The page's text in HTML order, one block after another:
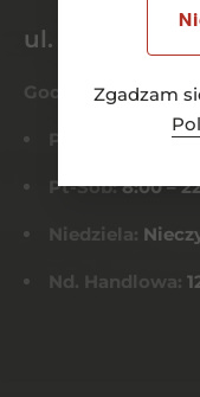
Zgadzam
ul. Dworcowa
Godziny otwarcia
Pn-Czw: 8:00 –
Pt-Sob:8:00 –
Niedziela:
Nd. Handlowa: